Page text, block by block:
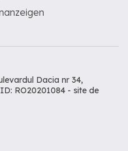
Dacia nr 34,
RO20201084 - site de